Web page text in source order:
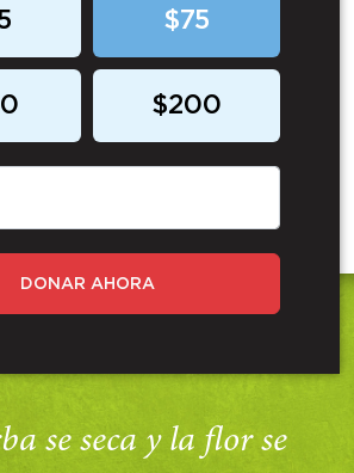
$75
$200
DONAR AHORA
se seca y la flor se